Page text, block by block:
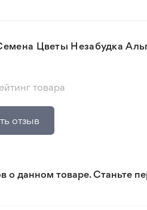
Цветы Незабудка
товара
отзыв
о данном товаре. Станьте